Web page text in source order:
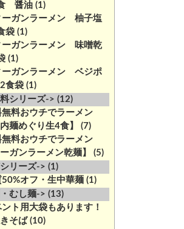
醤油(1)
ーガンラーメン 柚子塩
袋(1)
ーガンラーメン 味噌乾
(1)
ーガンラーメン ベジポ
食袋(1)
シリーズ-> (12)
無料おウチでラーメン
内麺めぐり生4食】
(7)
無料おウチでラーメン
ーガンラーメン乾麺】
(5)
リーズ-> (1)
50%オフ・生中華麺(1)
むし麺-> (13)
ト用大袋もあります！
そば(10)